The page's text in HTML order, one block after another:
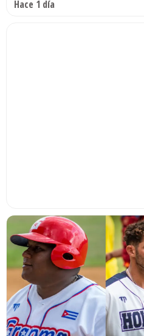
Hace 1 día